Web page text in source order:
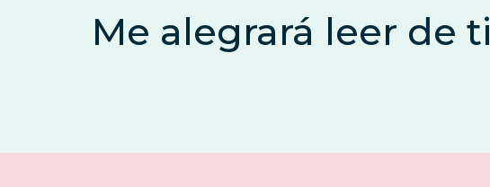
Me alegrará leer de ti